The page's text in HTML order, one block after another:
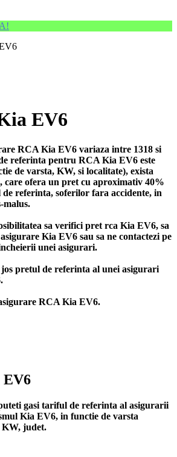
EV6
RCA Kia EV6 variaza intre 1318 si
referinta pentru RCA Kia EV6 este
de varsta, KW, si localitate), exista
care ofera un pret cu aproximativ 40%
referinta, soferilor fara accidente, in
malus.
sa verifici pret rca Kia EV6, sa
Kia EV6 sau sa ne contactezi pe
unei asigurari.
pretul de referinta al unei asigurari
RCA Kia EV6.
EV6
gasi tariful de referinta al asigurarii
Kia EV6, in functie de varsta
judet.